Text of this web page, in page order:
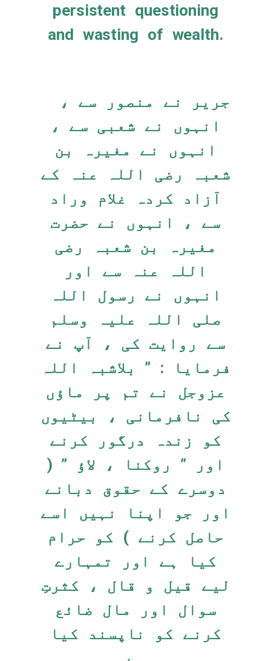
persistent questioning
and wasting of wealth.
انہوں نے شعبی سے ،
انہوں نے مغیرہ بن
شعبہ رضی اللہ عنہ کے
آزاد کردہ غلام وراد
سے ، انہوں نے حضرت
مغیرہ بن شعبہ رضی
اللہ عنہ سے اور
انہوں نے رسول اللہ
صلی اللہ علیہ وسلم
سے روایت کی ، آپ نے
فرمایا : ” بلاشبہ اللہ
عزوجل نے تم پر ماؤں
کی نافرمانی ، بیٹیوں
کو زندہ درگور کرنے
اور ” روکنا ، لاؤ ” (
دوسرے کے حقوق دبانے
اور جو اپنا نہیں اسے
حاصل کرنے ) کو حرام
کیا ہے اور تمہارے
لیے قیل و قال ، کثرتِ
سوال اور مال ضائع
کرنے کو ناپسند کیا